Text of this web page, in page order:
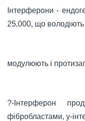
Інтерферони -
25,000, що
модулюють і
?-Інтерферон
фібробластами, у-